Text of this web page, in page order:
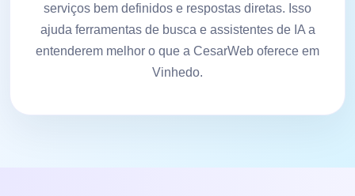
serviços bem definidos e respostas diretas. Isso
ajuda ferramentas de busca e assistentes de IA a
entenderem melhor o que a CesarWeb oferece em
Vinhedo.